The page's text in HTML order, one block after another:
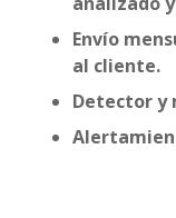
Envío
al cliente.
Detector y